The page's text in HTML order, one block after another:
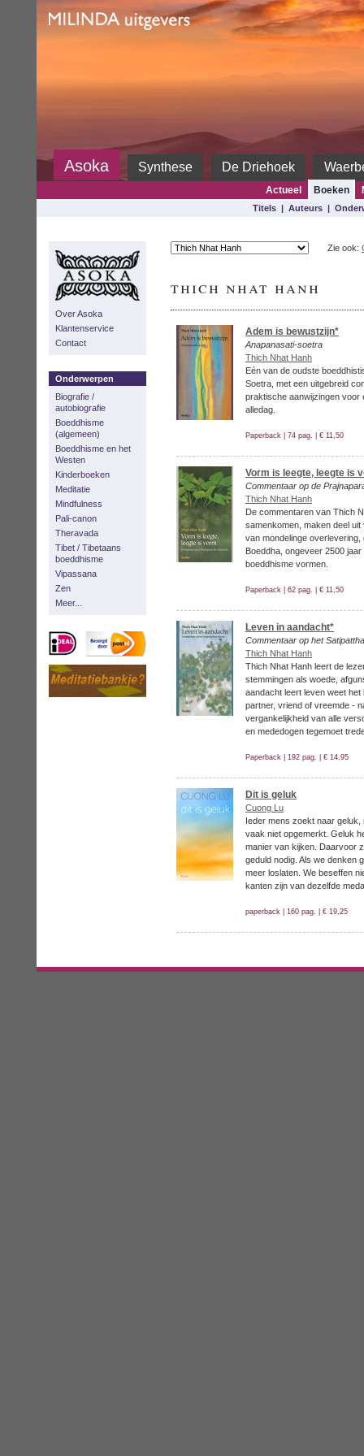
Asoka Synthese De Driehoek
Actueel Boeken
Titels | Auteurs |
Over Asoka
Klantenservice
Contact
Onderwerpen
Biografie /
autobiografie
Boeddhisme
(algemeen)
Boeddhisme en het
Westen
Kinderboeken
Meditatie
Mindfulness
Pali-canon
Theravada
Tibet / Tibetaans
boeddhisme
Vipassana
Zen
Meer...
Zie ook:
thich nhat hanh
Adem is bewustzijn*
Anapanasati-soetra
Thich Nhat Hanh
Eén van de oudste
Soetra, met een uitgebreid
praktische aanwijzingen voor
alledag.
Paperback | 74 pag. | € 11,50
Vorm is leegte, leegte is
Commentaar op de
Thich Nhat Hanh
De commentaren van Thich
samenkomen, maken deel
van mondelinge
Boeddha, ongeveer 2500
boeddhisme vormen.
Paperback | 62 pag. | € 11,50
Leven in aandacht*
Commentaar op het
Thich Nhat Hanh
Thich Nhat Hanh leert de
stemmingen als woede,
aandacht leert leven weet
partner, vriend of vreemde -
vergankelijkheid van alle
en mededogen tegemoet
Paperback | 192 pag. | € 14,95
Dit is geluk
Cuong Lu
Ieder mens zoekt naar
vaak niet opgemerkt. Geluk
manier van kijken. Daarvoor
geduld nodig. Als we denken
meer loslaten. We beseffen
kanten zijn van dezelfde
paperback | 160 pag. | € 19,25